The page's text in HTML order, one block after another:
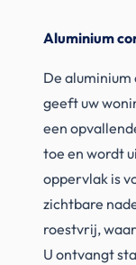
Aluminium
De
geeft uw
een
toe en wordt
oppervlak is
zichtbare
roestvrij,
U ontvangt